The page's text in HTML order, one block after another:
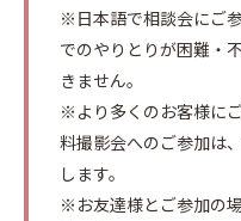
※日本語で相談会にご
でのやりとりが困難・
きません。
※より多くのお客様に
料撮影会へのご参加は
します。
※お友達様とご参加の